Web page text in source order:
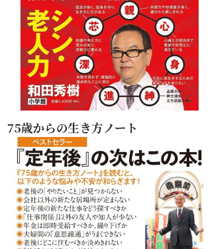
75歳からの生き方ノート